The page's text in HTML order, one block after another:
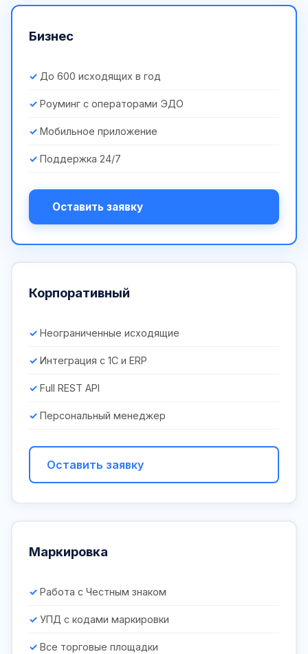
Бизнес
До 600 исходящих в год
Роуминг с операторами ЭДО
Мобильное приложение
Поддержка 24/7
Оставить заявку
Корпоративный
Неограниченные исходящие
Интеграция с 1С и ERP
Full REST API
Персональный менеджер
Оставить заявку
Маркировка
Работа с Честным знаком
УПД с кодами маркировки
Все торговые площадки